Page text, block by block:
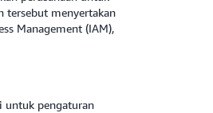
tersebut menyertakan
Management (IAM),
untuk pengaturan